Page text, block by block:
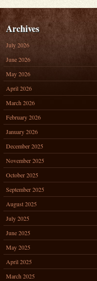
Archives
July 2026
June 2026
May 2026
April 2026
March 2026
February 2026
January 2026
December 2025
November 2025
October 2025
September 2025
August 2025
July 2025
June 2025
May 2025
April 2025
March 2025